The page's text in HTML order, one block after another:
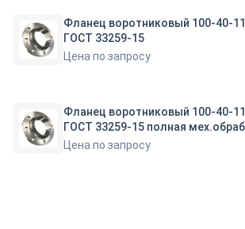
Фланец воротниковый 100-40-
ГОСТ 33259-15
Цена по запросу
Фланец воротниковый 100-40-
ГОСТ 33259-15 полная
Цена по запросу